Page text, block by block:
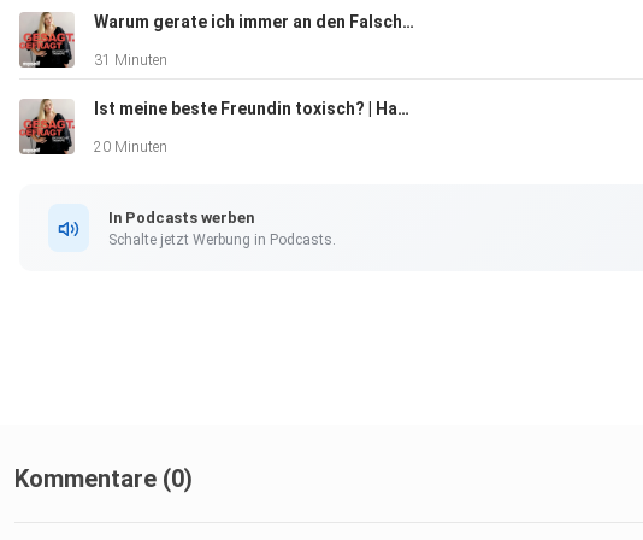
Warum gerate ich immer an den Falschen? | Paula Lambert hilft
31 Minuten
Ist meine beste Freundin toxisch? | Hannah Gensch klärt auf
20 Minuten
In Podcasts werben
Schalte jetzt Werbung in Podcasts.
Kommentare (0)